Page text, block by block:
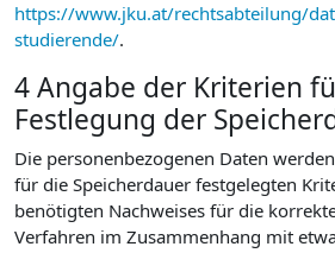
https://www.jku.at/rechtsabteilung/
studierende/.
4 Angabe der Kriterien
Festlegung der
Die personenbezogenen Daten
für die Speicherdauer festgelegten
benötigten Nachweises für die
Verfahren im Zusammenhang mit